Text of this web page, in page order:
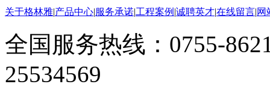
关于格林雅|产品中心|服务承诺|工程案例 |诚聘英才|在线留言|网
全国服务热线：0755-
25534569